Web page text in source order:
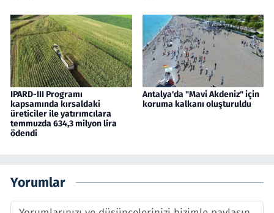
IPARD-III Programı
kapsamında kırsaldaki
üreticiler ile yatırımcılara
temmuzda 634,3 milyon lira
ödendi
Antalya'da "Mavi Akdeniz" için
koruma kalkanı oluşturuldu
Yorumlar